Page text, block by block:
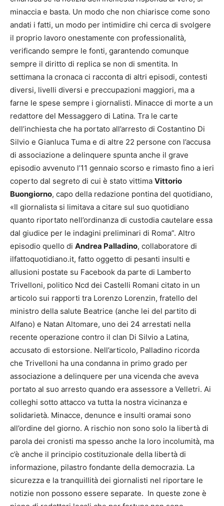
minaccia e basta. Un modo che non chiarisce come sono
andati i fatti, un modo per intimidire chi cerca di svolgere
il proprio lavoro onestamente con professionalità,
verificando sempre le fonti, garantendo comunque
sempre il diritto di replica se non di smentita. In
settimana la cronaca ci racconta di altri episodi, contesti
diversi, livelli diversi e preccupazioni maggiori, ma a
farne le spese sempre i giornalisti. Minacce di morte a un
redattore del Messaggero di Latina. Tra le carte
dell’inchiesta che ha portato all’arresto di Costantino Di
Silvio e Gianluca Tuma e di altre 22 persone con l’accusa
di associazione a delinquere spunta anche il grave
episodio avvenuto l’11 gennaio scorso e rimasto fino a ieri
coperto dal segreto di cui è stato vittima Vittorio
Buongiorno, capo della redazione pontina del quotidiano,
«Il giornalista si limitava a citare sul suo quotidiano
quanto riportato nell’ordinanza di custodia cautelare essa
dal giudice per le indagini preliminari di Roma”. Altro
episodio quello di Andrea Palladino, collaboratore di
ilfattoquotidiano.it, fatto oggetto di pesanti insulti e
allusioni postate su Facebook da parte di Lamberto
Trivelloni, politico Ncd dei Castelli Romani citato in un
articolo sui rapporti tra Lorenzo Lorenzin, fratello del
ministro della salute Beatrice (anche lei del partito di
Alfano) e Natan Altomare, uno dei 24 arrestati nella
recente operazione contro il clan Di Silvio a Latina,
accusato di estorsione. Nell’articolo, Palladino ricorda
che Trivelloni ha una condanna in primo grado per
associazione a delinquere per una vicenda che aveva
portato al suo arresto quando era assessore a Velletri. Ai
colleghi sotto attacco va tutta la nostra vicinanza e
solidarietà. Minacce, denunce e insulti oramai sono
all’ordine del giorno. A rischio non sono solo la libertà di
parola dei cronisti ma spesso anche la loro incolumità, ma
c’è anche il principio costituzionale della libertà di
informazione, pilastro fondante della democrazia. La
sicurezza e la tranquillità dei giornalisti nel riportare le
notizie non possono essere separate. In queste zone è